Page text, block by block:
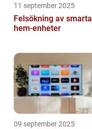
11 september 2025
Felsökning av smarta
hem-enheter
09 september 2025